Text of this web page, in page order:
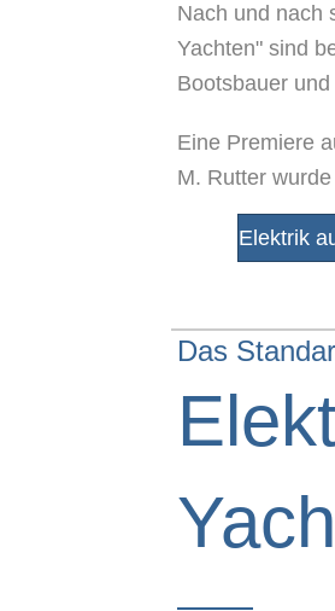
Nach und nach
Yachten" sind
Bootsbauer
Eine Premiere
M. Rutter
Elektrik
Das